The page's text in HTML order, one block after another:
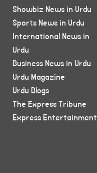
Showbiz News in Urdu
Sports News in Urdu
International News in
Urdu
Business News in Urdu
Urdu Magazine
Urdu Blogs
The Express Tribune
Express Entertainment